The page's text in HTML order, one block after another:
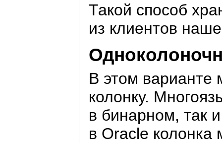
Такой способ
из клиентов
В этом варианте
колонку.
в бинарном, так
в Oracle колонка